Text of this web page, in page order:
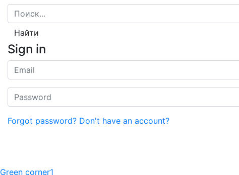
Найти
Sign in
Forgot password? Don't have an account?
Green corner1